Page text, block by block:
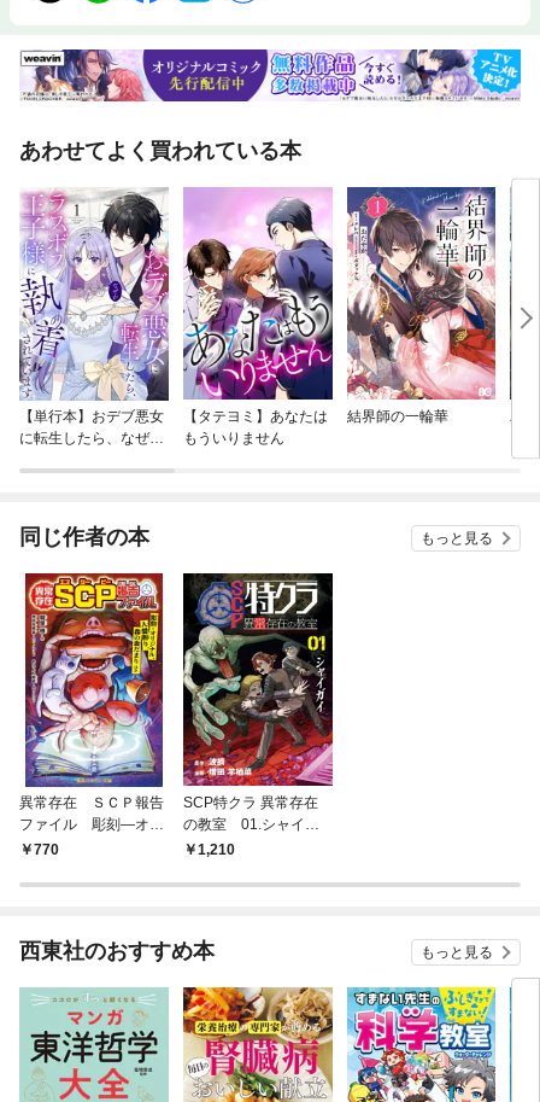
あわせてよく買われている本
【単行本】おデブ悪女
に転生したら、なぜか
【タテヨミ】あなたは
もういりません
結界師の一輪華
バ
今
同じ作者の本 もっと見る
異常存在 ＳＣＰ報告
ファイル 彫刻―オリ
ジナル、人間削り、森
770
SCP特クラ 異常存在
の教室 01.シャイガ
イ1,210
西東社のおすすめ本 もっと見る